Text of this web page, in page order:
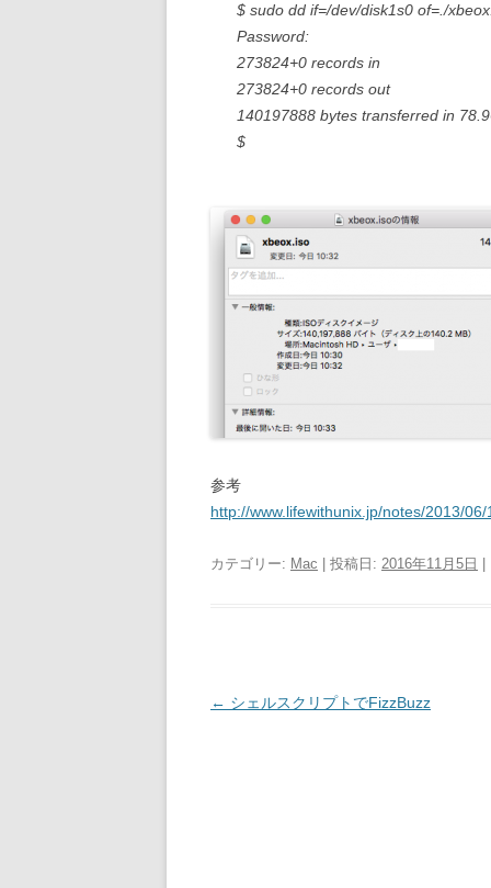
$ sudo dd if=/dev/disk1s0 of=./
Password:
273824+0 records in
273824+0 records out
140197888 bytes transferred in
$
参考
http://www.lifewithunix.jp/notes/2013/
カテゴリー: Mac | 投稿日: 2016年11月5日
投
← シェルスクリプトでFizzBuzz